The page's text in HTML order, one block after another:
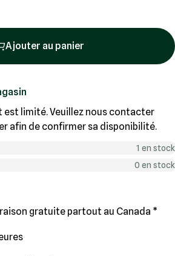
Ajouter au panier
est limité. Veuillez nous contacter
afin de confirmer sa disponibilité.
1 en stock
0 en stock
gratuite partout au Canada *